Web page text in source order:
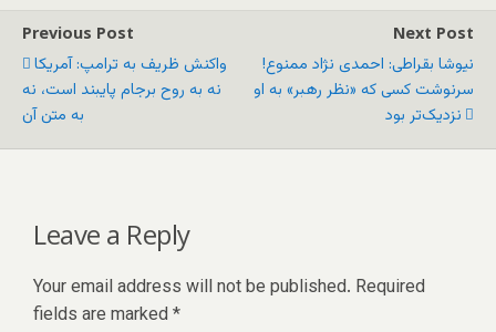
Previous Post
واکنش ظریف به ترامپ: آمریکا
نه به روح برجام پایبند است، نه
به متن آن
Next Post
نیوشا بقراطی: احمدی نژاد ممنوع!
سرنوشت کسی که «نظر رهبر» به او
نزدیک‌تر بود
Leave a Reply
Your email address will not be published. Required
fields are marked *